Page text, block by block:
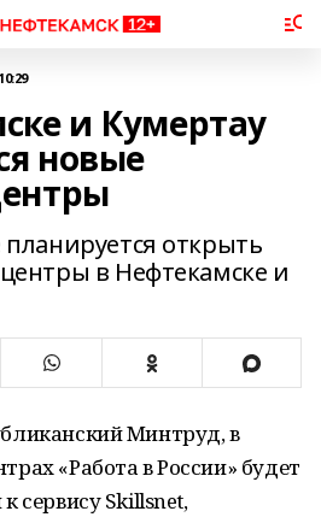
и Кумертау
новые
открыть
в Нефтекамске и
Минтруд, в
«Работа в России» будет
сервису Skillsnet,